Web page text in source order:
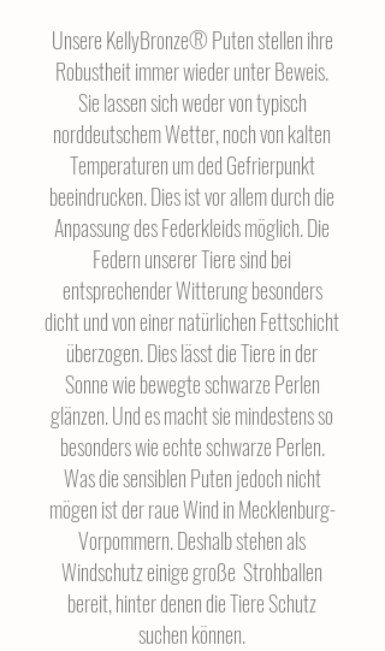
Unsere KellyBronze® Puten stellen ihre
Robustheit immer wieder unter Beweis.
Sie lassen sich weder von typisch
norddeutschem Wetter, noch von kalten
Temperaturen um ded Gefrierpunkt
beeindrucken. Dies ist vor allem durch die
Anpassung des Federkleids möglich. Die
Federn unserer Tiere sind bei
entsprechender Witterung besonders
dicht und von einer natürlichen Fettschicht
überzogen. Dies lässt die Tiere in der
Sonne wie bewegte schwarze Perlen
glänzen. Und es macht sie mindestens so
besonders wie echte schwarze Perlen.
Was die sensiblen Puten jedoch nicht
mögen ist der raue Wind in Mecklenburg-
Vorpommern. Deshalb stehen als
Windschutz einige große Strohballen
bereit, hinter denen die Tiere Schutz
suchen können.